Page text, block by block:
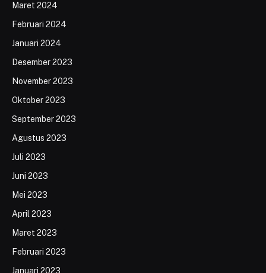
Maret 2024
Februari 2024
Januari 2024
Desember 2023
November 2023
Oktober 2023
September 2023
Agustus 2023
Juli 2023
Juni 2023
Mei 2023
April 2023
Maret 2023
Februari 2023
Januari 2023